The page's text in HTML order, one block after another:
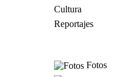
Cultura
Reportajes
Fotos